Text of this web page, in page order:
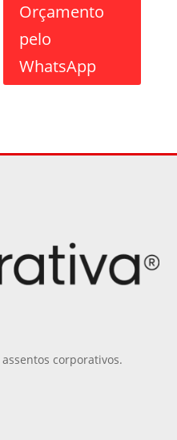
Orçamento
pelo
WhatsApp
corporativos.